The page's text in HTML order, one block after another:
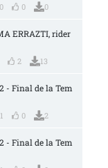
0 0 0
ERRAZTI, rider
2 13
- Final de la Tem
1 0 2
- Final de la Tem